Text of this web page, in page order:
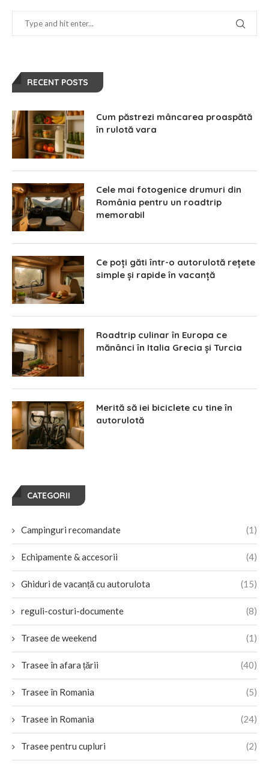
RECENT POSTS
Cum păstrezi mâncarea proaspătă
în rulotă vara
Cele mai fotogenice drumuri din
România pentru un roadtrip
memorabil
Ce poți găti într-o autorulotă rețete
simple și rapide în vacanță
Roadtrip culinar în Europa ce
mănânci în Italia Grecia și Turcia
Merită să iei biciclete cu tine în
autorulotă
CATEGORII
Campinguri recomandate (1)
Echipamente & accesorii (4)
Ghiduri de vacanță cu autorulota (15)
reguli-costuri-documente (8)
Trasee de weekend (1)
Trasee în afara țării (40)
Trasee în Romania (5)
Trasee in Romania (24)
Trasee pentru cupluri (2)